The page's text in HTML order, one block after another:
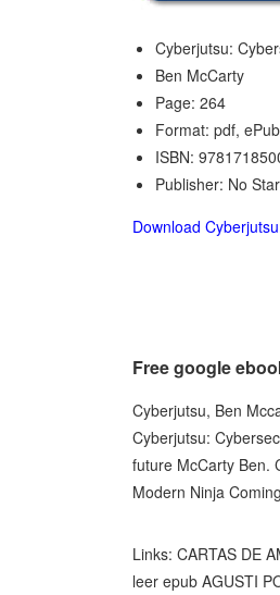
Cyberjutsu:
Ben McCarty
Page: 264
Format: pdf,
ISBN:
Publisher: No
Download
Free google
Cyberjutsu, Ben
Cyberjutsu:
future McCarty Ben.
Modern Ninja
Links: CARTAS DE
leer epub AGUSTI